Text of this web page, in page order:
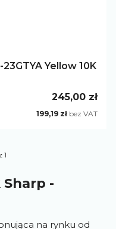
Yellow 10K
Cena
245,00 zł
Cena
199,19 zł bez VAT
z 1
-
na rynku od